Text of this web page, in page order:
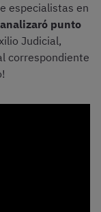
especialistas en
analizaró punto
Judicial,
correspondiente